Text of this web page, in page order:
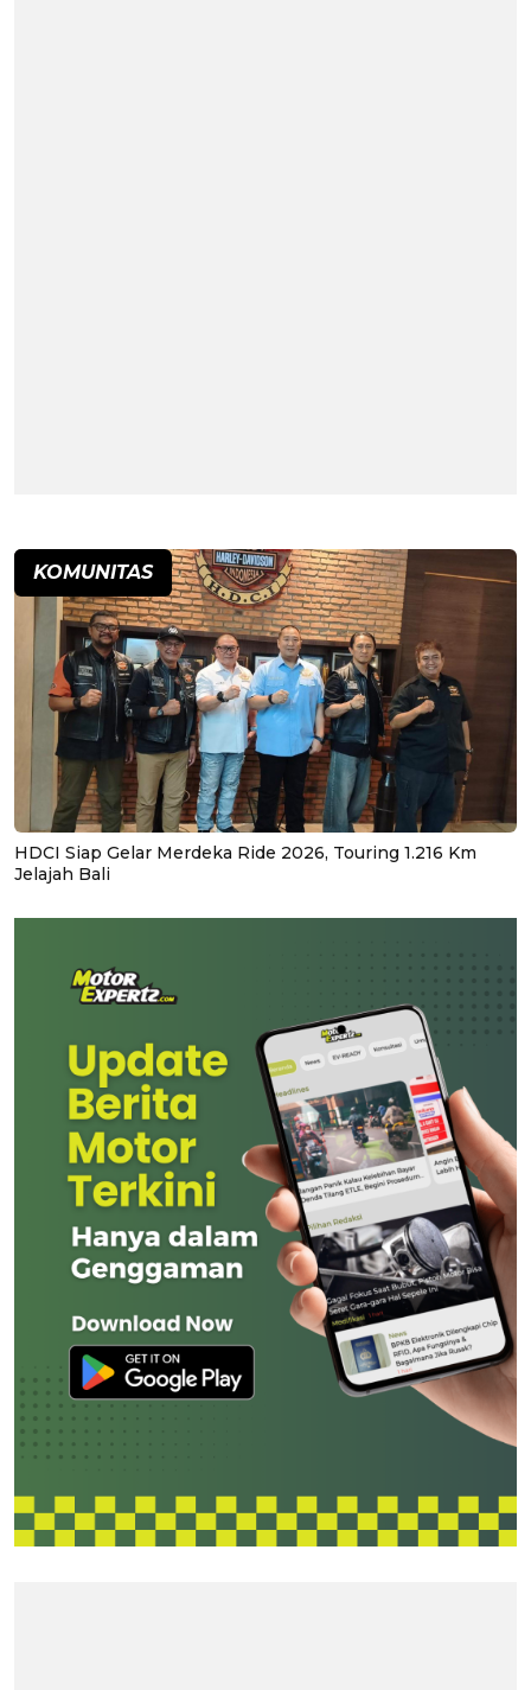
KOMUNITAS
HDCI Siap Gelar Merdeka Ride 2026, Touring 1.216 Km
Jelajah Bali